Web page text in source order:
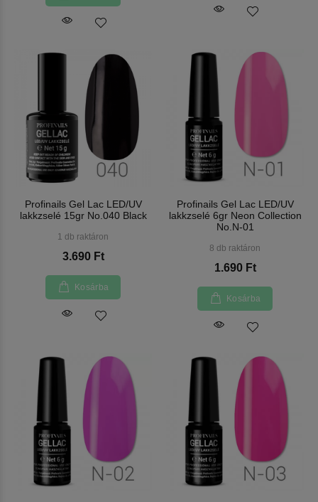
Profinails Gel Lac LED/UV
lakkzselé 15gr No.040 Black
1 db raktáron
3.690 Ft
Kosárba
Profinails Gel Lac LED/UV
lakkzselé 6gr Neon Collection
No.N-01
8 db raktáron
1.690 Ft
Kosárba